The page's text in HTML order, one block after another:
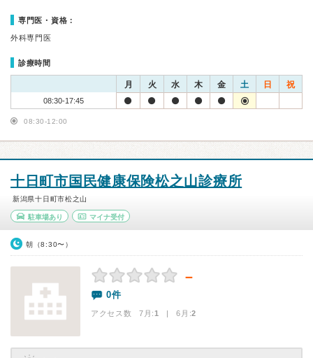
専門医・資格：
外科専門医
診療時間
月 火 水 木 金 土 日 祝
08:30-17:45
08:30-12:00
十日町市国民健康保険松之山診療所
新潟県十日町市松之山
駐車場あり マイナ受付
朝（8:30〜）
－
0件
アクセス数 7月:1 | 6月:2